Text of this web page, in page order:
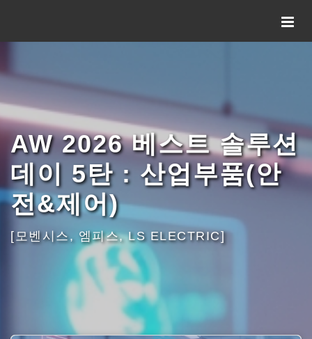
AW 2026 베스트 솔루션
데이 5탄 : 산업부품(안
전&제어)
[모벤시스, 엠피스, LS ELECTRIC]